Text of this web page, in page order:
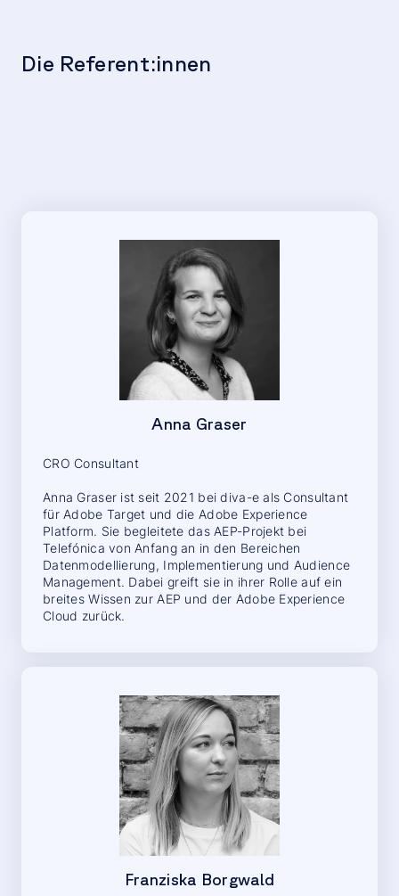
Die Referent:innen
Anna Graser
CRO Consultant
Anna Graser ist seit 2021 bei diva-e als Consultant
für Adobe Target und die Adobe Experience
Platform. Sie begleitete das AEP-Projekt bei
Telefónica von Anfang an in den Bereichen
Datenmodellierung, Implementierung und Audience
Management. Dabei greift sie in ihrer Rolle auf ein
breites Wissen zur AEP und der Adobe Experience
Cloud zurück.
Franziska Borgwald